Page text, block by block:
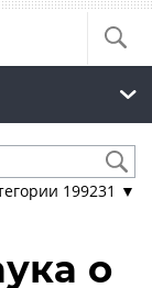
199231 ▼
о